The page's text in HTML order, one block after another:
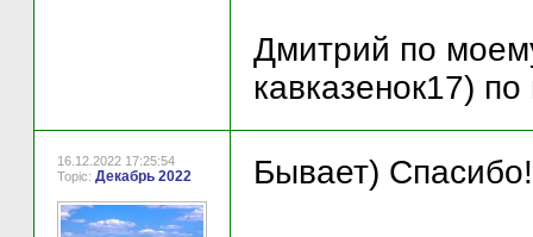
Дмитрий по
кавказенок17)
16.12.2022 17:25:54
Topic: Декабрь 2022 Бывает) Спасибо!